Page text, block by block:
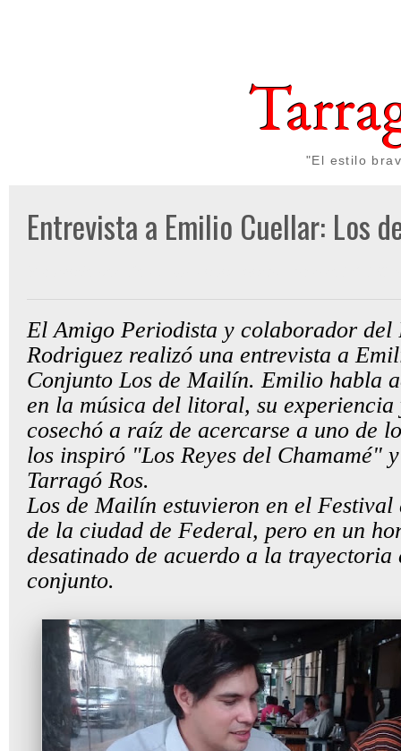
"El estilo
Entrevista a Emilio Cuellar: Los
El Amigo Periodista y colaborador del
Rodriguez realizó una entrevista a
Conjunto Los de Mailín. Emilio habla
en la música del litoral, su experiencia
cosechó a raíz de acercarse a uno de
los inspiró "Los Reyes del Chamamé"
Tarragó Ros.
Los de Mailín estuvieron en el Festival
de la ciudad de Federal, pero en un
desatinado de acuerdo a la trayectoria
conjunto.